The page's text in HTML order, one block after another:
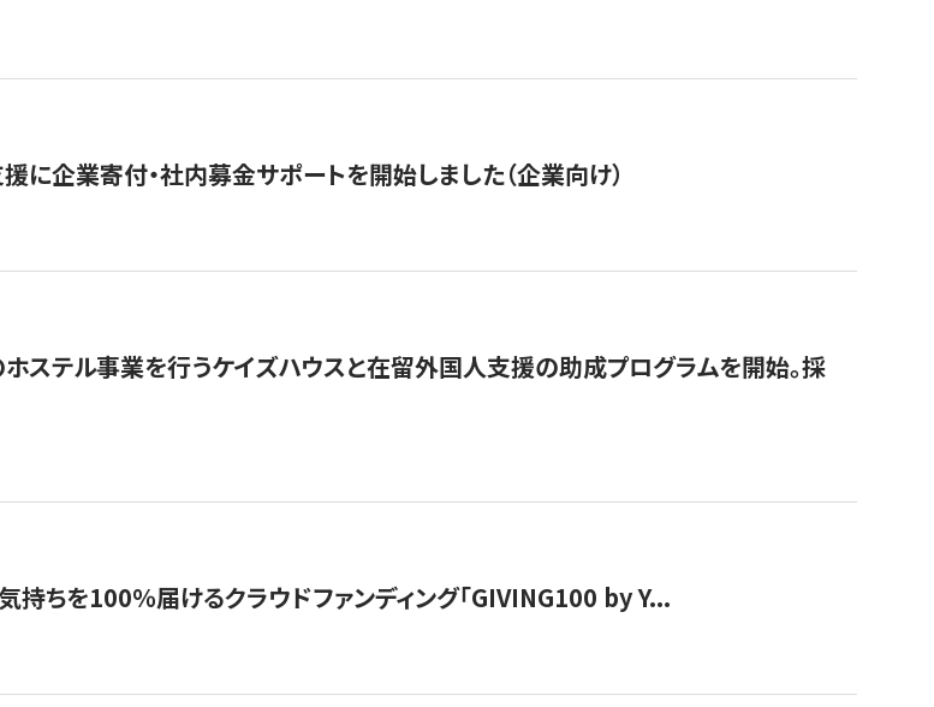
企業寄付・社内募金サポートを開始しました（企業向け）
ホステル事業を行うケイズハウスと在留外国人支援の助成プログラムを開始。採
持ちを100％届けるクラウドファンディング「GIVING100 by Y...